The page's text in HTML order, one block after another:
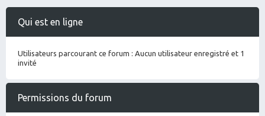
Qui est en ligne
Utilisateurs parcourant ce forum : Aucun utilisateur enregistré et 1
invité
Permissions du forum